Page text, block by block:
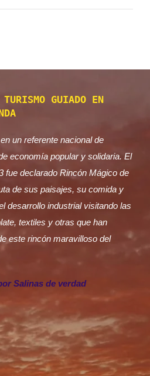
GUIADO EN
un referente nacional de
economía popular y solidaria. El
fue declarado Rincón Mágico de
de sus paisajes, su comida y
desarrollo industrial visitando las
textiles y otras que han
este rincón maravilloso del
Salinas de verdad